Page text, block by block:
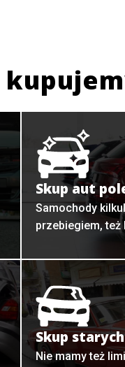
Skup aut
Samochody
przebiegiem, też
Skup
Nie mamy też